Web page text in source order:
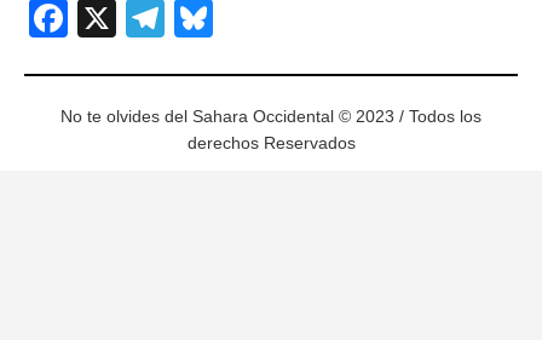
Facebook
X Telegram
No te olvides del Sahara Occidental © 2023 / Todos los
derechos Reservados